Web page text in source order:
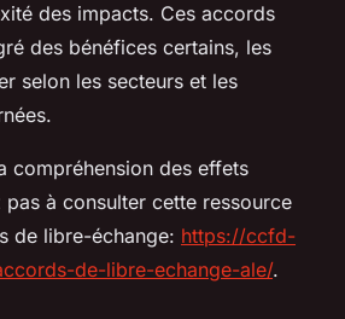
des impacts. Ces accords
des bénéfices certains, les
selon les secteurs et les
compréhension des effets
pas à consulter cette ressource
de libre-échange: https://ccfd-
de-libre-echange-ale/.